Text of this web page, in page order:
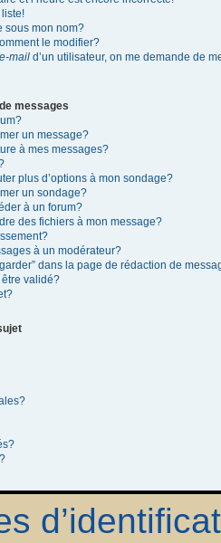
liste!
sous mon nom?
le modifier?
e-mail d’un utilisateur, on me demande de
messages
un message?
à mes messages?
plus d’options à mon sondage?
un sondage?
à un forum?
des fichiers à mon message?
à un modérateur?
dans la page de rédaction de
validé?